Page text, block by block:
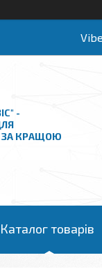
-
ЗА КРАЩОЮ
Каталог товарів